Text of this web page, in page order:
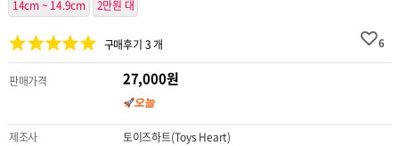
14cm ~ 14.9cm
2만원 대
구매후기 3 개 6
판매가격 27,000원
제조사
토이즈하트(Toys Heart)